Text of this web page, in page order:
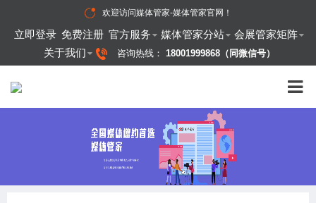
欢迎访问媒体管家-媒体管家官网 ！
立即登录 免费注册 官方服务 媒体管家分站
会展管家矩阵
关于我们
咨询热线： 18001999868（同微信号）